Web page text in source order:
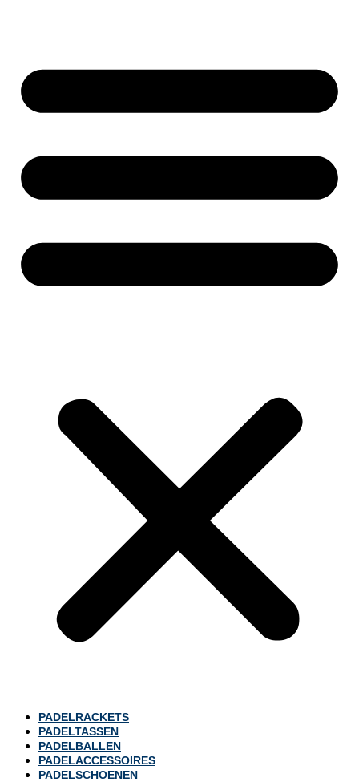
PADELRACKETS
PADELTASSEN
PADELBALLEN
PADELACCESSOIRES
PADELSCHOENEN